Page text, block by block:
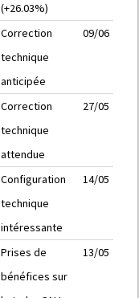
(+26.03%)
Correction
technique
anticipée
09/06
Correction
technique
attendue
27/05
Configuration
technique
intéressante
14/05
Prises de
bénéfices sur
13/05